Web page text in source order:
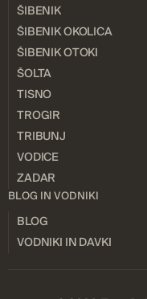
ŠIBENIK
ŠIBENIK OKOLICA
ŠIBENIK OTOKI
ŠOLTA
TISNO
TROGIR
TRIBUNJ
VODICE
ZADAR
BLOG IN VODNIKI
BLOG
VODNIKI IN DAVKI